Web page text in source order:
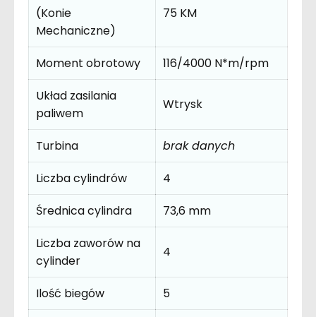
(Konie
Mechaniczne)
75 KM
Moment obrotowy
116/4000 N*m/rpm
Układ zasilania
paliwem
Wtrysk
Turbina
brak danych
Liczba cylindrów
4
Średnica cylindra
73,6 mm
Liczba zaworów na
cylinder
4
Ilość biegów
5